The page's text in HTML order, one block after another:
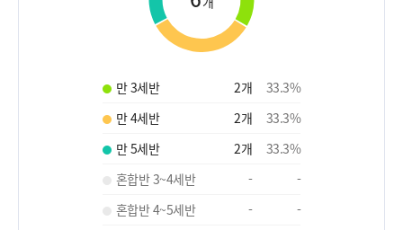
만 3세반 2개 33.3%
만 4세반
2개 33.3%
만 5세반
2개 33.3%
혼합반 3~4세반
-
-
혼합반 4~5세반
-
-